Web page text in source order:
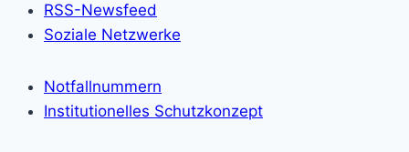
RSS-Newsfeed
Soziale Netzwerke
Notfallnummern
Institutionelles Schutzkonzept